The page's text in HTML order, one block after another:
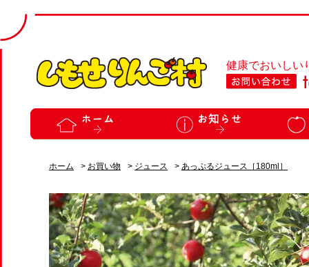
健康でおいし
ホーム > お買い物 > ジュース > あっぷるジュース［180ml］